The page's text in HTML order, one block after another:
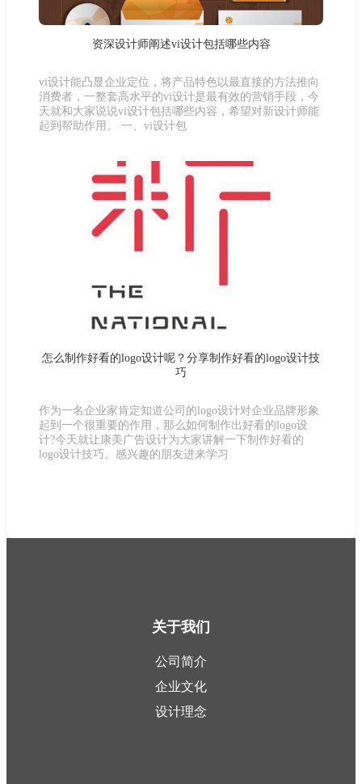
资深设计师阐述vi设计包括哪些内容
vi设计能凸显企业定位，将产品特色以最直接的方法推向
消费者，一整套高水平的vi设计是最有效的营销手段，今
天就和大家说说vi设计包括哪些内容，希望对新设计师能
起到帮助作用。 一、vi设计包
怎么制作好看的logo设计呢？分享制作好看的logo设计技
巧
作为一名企业家肯定知道公司的logo设计对企业品牌形象
起到一个很重要的作用，那么如何制作出好看的logo设
计?今天就让康美广告设计为大家讲解一下制作好看的
logo设计技巧。感兴趣的朋友进来学习
关于我们
公司简介
企业文化
设计理念